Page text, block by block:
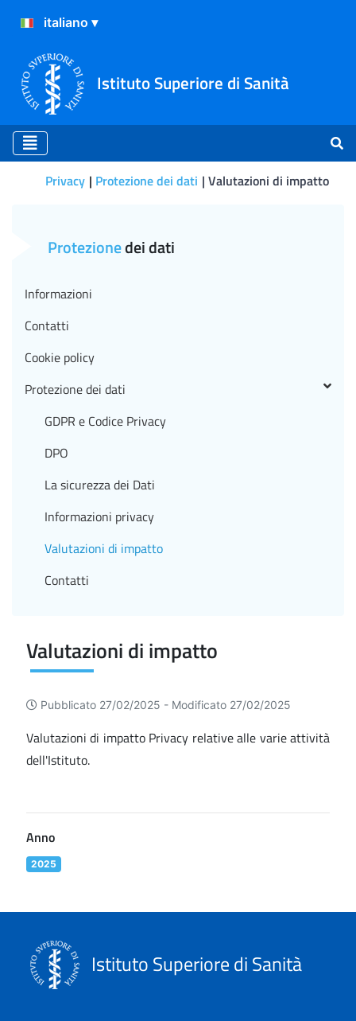
Istituto Superiore di Sanità
Privacy Protezione dei dati Valutazioni di impatto
Valutazioni di impatto
Pubblicato 27/02/2025 - Modificato 27/02/2025
Valutazioni di impatto Privacy relative alle varie attività
dell'Istituto.
Anno
2025
Protezionedei dati
Informazioni
Contatti
Cookie policy
Protezione dei dati
GDPR e Codice Privacy
DPO
La sicurezza dei Dati
Informazioni privacy
Valutazioni di impatto
Contatti
Istituto Superiore di Sanità